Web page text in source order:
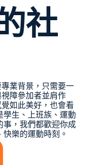
社
業背景，只需要一
障參加者並肩作
如此美好，也會看
生、上班族、運動
事，我們都歡迎你成
樂的運動時刻。